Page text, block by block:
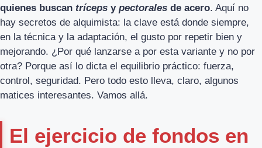
quienes buscan tríceps y pectorales de acero. Aquí no
hay secretos de alquimista: la clave está donde siempre,
en la técnica y la adaptación, el gusto por repetir bien y
mejorando. ¿Por qué lanzarse a por esta variante y no por
otra? Porque así lo dicta el equilibrio práctico: fuerza,
control, seguridad. Pero todo esto lleva, claro, algunos
matices interesantes. Vamos allá.
El ejercicio de fondos en